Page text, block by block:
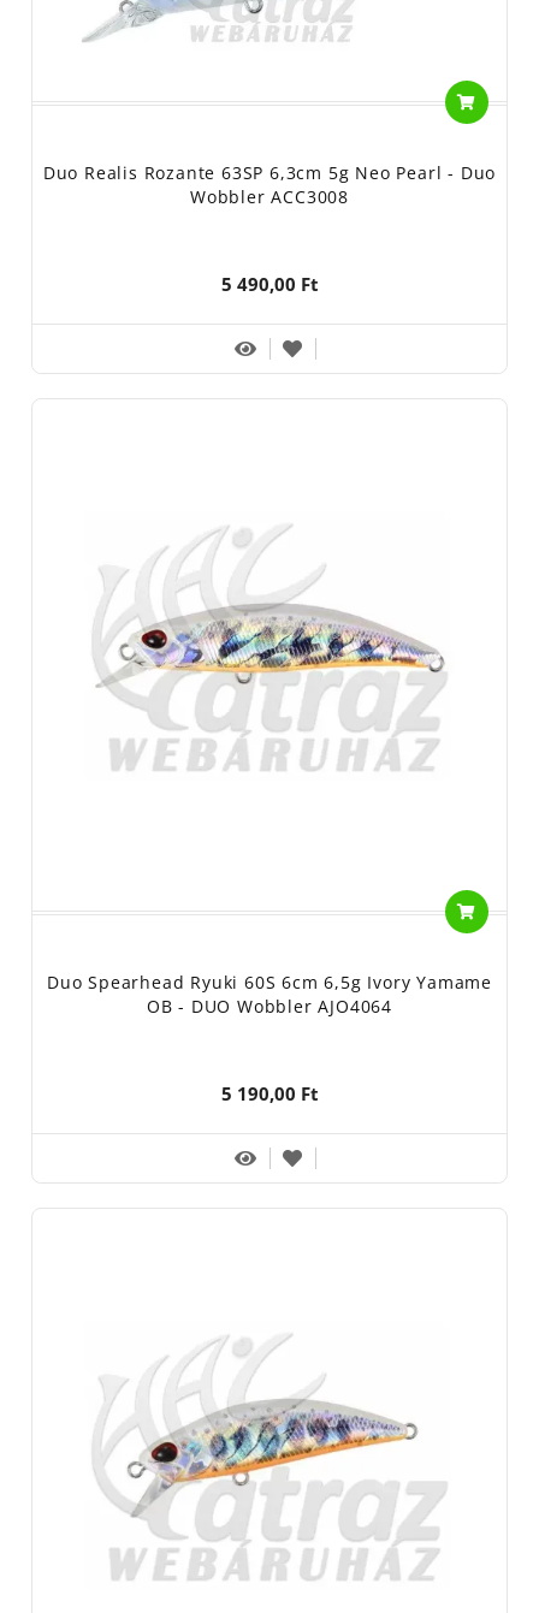
Duo Realis Rozante 63SP 6,3cm 5g Neo Pearl - Duo
Wobbler ACC3008
5 490,00 Ft
Duo Spearhead Ryuki 60S 6cm 6,5g Ivory Yamame
OB - DUO Wobbler AJO4064
5 190,00 Ft